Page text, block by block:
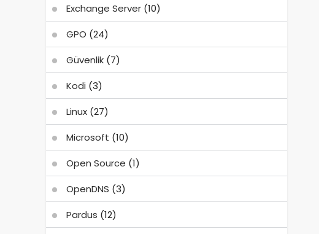
Exchange Server(10)
GPO (24)
Güvenlik(7)
Kodi (3)
Linux(27)
Microsoft (10)
Open Source (1)
OpenDNS (3)
Pardus (12)